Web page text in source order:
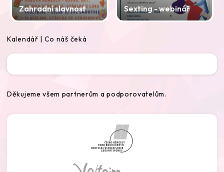
Zahradní slavnost Sexting - webinář
Kalendář | Co náš čeká
Děkujeme všem partnerům a podporovatelům.